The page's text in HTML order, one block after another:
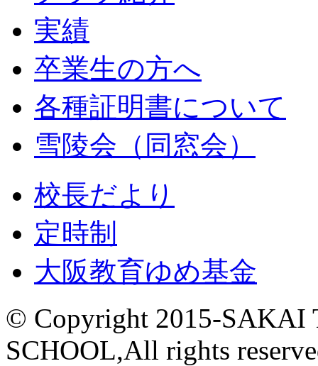
実績
卒業生の方へ
各種証明書について
雪陵会（同窓会）
校長だより
定時制
大阪教育ゆめ基金
© Copyright 2015-SAKAI
SCHOOL,All rights